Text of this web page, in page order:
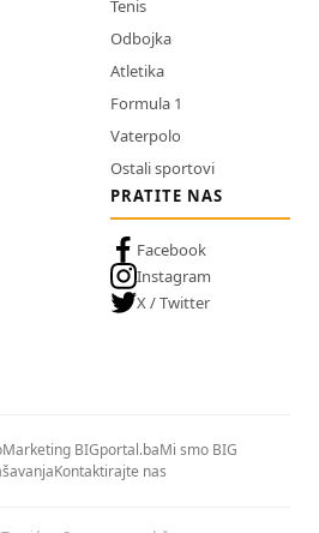
Tenis
Odbojka
Atletika
Formula 1
Vaterpolo
Ostali sportovi
PRATITE NAS
Facebook
Instagram
X / Twitter
Marketing BIGportal.baMi smo BIG
Kontaktirajte nas